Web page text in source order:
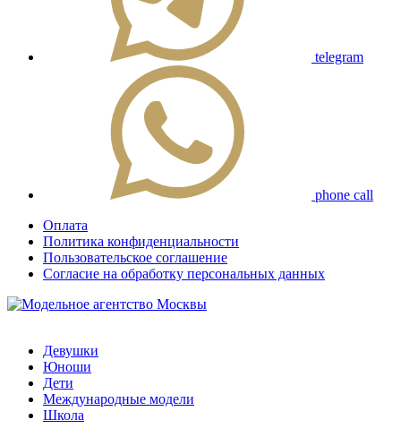
telegram
phone call
Оплата
Политика конфиденциальности
Пользовательское соглашение
Согласие на обработку персональных данных
Девушки
Юноши
Дети
Международные модели
Школа